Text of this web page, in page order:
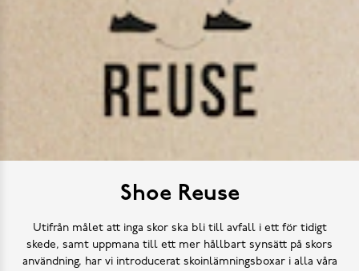
Shoe Reuse
Utifrån målet att inga skor ska bli till avfall i ett för tidigt
skede, samt uppmana till ett mer hållbart synsätt på skors
användning, har vi introducerat skoinlämningsboxar i alla våra